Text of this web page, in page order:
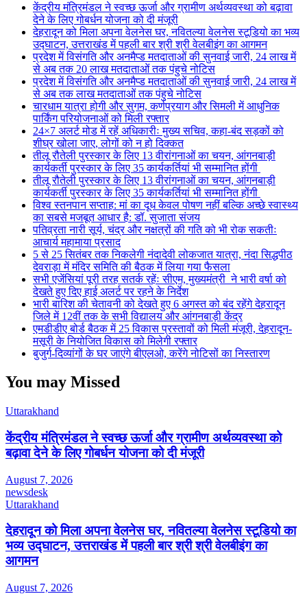
केंद्रीय मंत्रिमंडल ने स्वच्छ ऊर्जा और ग्रामीण अर्थव्यवस्था को बढ़ावा
देने के लिए गोबर्धन योजना को दी मंजूरी
देहरादून को मिला अपना वेलनेस घर, नवितल्या वेलनेस स्टूडियो का भव्य
उद्घाटन, उत्तराखंड में पहली बार श्री श्री वेलबीइंग का आगमन
प्रदेश में विसंगति और अनमैप्ड मतदाताओं की सुनवाई जारी, 24 लाख में
से अब तक 20 लाख मतदाताओं तक पंहुचे नोटिस
प्रदेश में विसंगति और अनमैप्ड मतदाताओं की सुनवाई जारी, 24 लाख में
से अब तक लाख मतदाताओं तक पंहुचे नोटिस
चारधाम यात्रा होगी और सुगम, कर्णप्रयाग और सिमली में आधुनिक
पार्किंग परियोजनाओं को मिली रफ्तार
24×7 अलर्ट मोड में रहें अधिकारीः मुख्य सचिव, कहा-बंद सड़कों को
शीघ्र खोला जाए, लोगों को न हो दिक्कत
तीलू रौतेली पुरस्कार के लिए 13 वीरांगनाओं का चयन, आंगनबाड़ी
कार्यकर्ती पुरस्कार के लिए 35 कार्यकर्तियां भी सम्मानित होंगी
तीलू रौतेली पुरस्कार के लिए 13 वीरांगनाओं का चयन, आंगनबाड़ी
कार्यकर्ती पुरस्कार के लिए 35 कार्यकर्तियां भी सम्मानित होंगी
विश्व स्तनपान सप्ताह: मां का दूध केवल पोषण नहीं बल्कि अच्छे स्वास्थ्य
का सबसे मजबूत आधार है: डॉ. सुजाता संजय
पतिव्रता नारी सूर्य, चंद्र और नक्षत्रों की गति को भी रोक सकतीः
आचार्य महामाया प्रसाद
5 से 25 सितंबर तक निकलेगी नंदादेवी लोकजात यात्रा, नंदा सिद्धपीठ
देवराड़ा में मंदिर समिति की बैठक में लिया गया फैसला
सभी एजेंसियां पूरी तरह सतर्क रहेंः सीएम, मुख्यमंत्री ने भारी वर्षा को
देखते हुए दिए हाई अलर्ट पर रहने के निर्देश
भारी बारिश की चेतावनी को देखते हुए 6 अगस्त को बंद रहेंगे देहरादून
जिले में 12वीं तक के सभी विद्यालय और आंगनबाड़ी केंद्र
एमडीडीए बोर्ड बैठक में 25 विकास प्रस्तावों को मिली मंजूरी, देहरादून-
मसूरी के नियोजित विकास को मिलेगी रफ्तार
बुजुर्ग-दिव्यांगों के घर जाएंगे बीएलओ, करेंगे नोटिसों का निस्तारण
You may Missed
Uttarakhand
केंद्रीय मंत्रिमंडल ने स्वच्छ ऊर्जा और ग्रामीण अर्थव्यवस्था को
बढ़ावा देने के लिए गोबर्धन योजना को दी मंजूरी
August 7, 2026
newsdesk
Uttarakhand
देहरादून को मिला अपना वेलनेस घर, नवितल्या वेलनेस स्टूडियो का
भव्य उद्घाटन, उत्तराखंड में पहली बार श्री श्री वेलबीइंग का
आगमन
August 7, 2026